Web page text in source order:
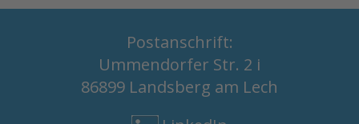
Postanschrift:
Ummendorfer Str. 2 i
86899 Landsberg am Lech